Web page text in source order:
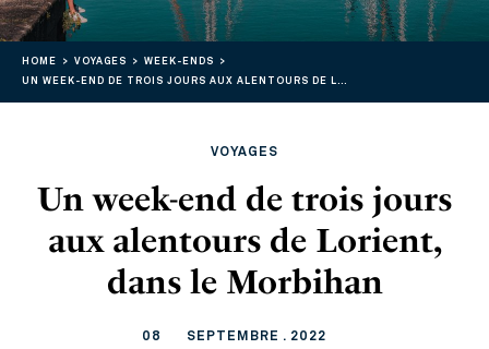
HOME VOYAGES
WEEK-ENDS
UN WEEK-END DE TROIS JOURS AUX ALENTOURS DE LORIENT, DANS LE MORBIHAN
VOYAGES
Un week-end de trois jours
aux alentours de Lorient,
dans le Morbihan
08 SEPTEMBRE . 2022